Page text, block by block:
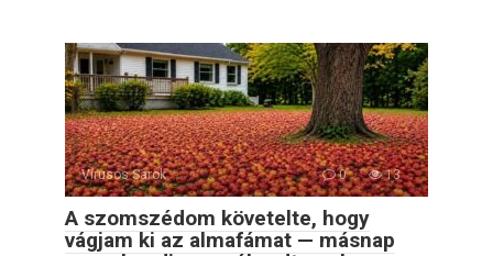
Vírusos Sarok 0 13
A szomszédom követelte, hogy
vágjam ki az almafámat — másnap